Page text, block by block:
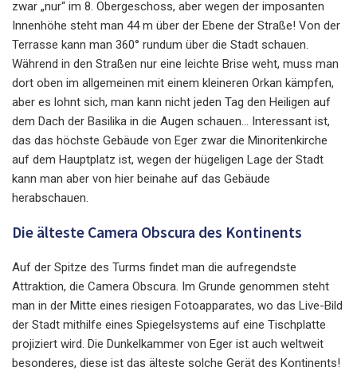
zwar „nur“ im 8. Obergeschoss, aber wegen der imposanten
Innenhöhe steht man 44 m über der Ebene der Straße! Von der
Terrasse kann man 360° rundum über die Stadt schauen.
Während in den Straßen nur eine leichte Brise weht, muss man
dort oben im allgemeinen mit einem kleineren Orkan kämpfen,
aber es lohnt sich, man kann nicht jeden Tag den Heiligen auf
dem Dach der Basilika in die Augen schauen... Interessant ist,
das das höchste Gebäude von Eger zwar die Minoritenkirche
auf dem Hauptplatz ist, wegen der hügeligen Lage der Stadt
kann man aber von hier beinahe auf das Gebäude
herabschauen.
Die älteste Camera Obscura des Kontinents
Auf der Spitze des Turms findet man die aufregendste
Attraktion, die Camera Obscura. Im Grunde genommen steht
man in der Mitte eines riesigen Fotoapparates, wo das Live-Bild
der Stadt mithilfe eines Spiegelsystems auf eine Tischplatte
projiziert wird. Die Dunkelkammer von Eger ist auch weltweit
besonderes, diese ist das älteste solche Gerät des Kontinents!